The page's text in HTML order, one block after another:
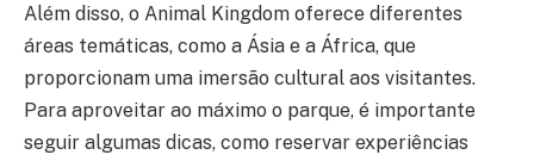
Além disso, o Animal Kingdom oferece diferentes
áreas temáticas, como a Ásia e a África, que
proporcionam uma imersão cultural aos visitantes.
Para aproveitar ao máximo o parque, é importante
seguir algumas dicas, como reservar experiências